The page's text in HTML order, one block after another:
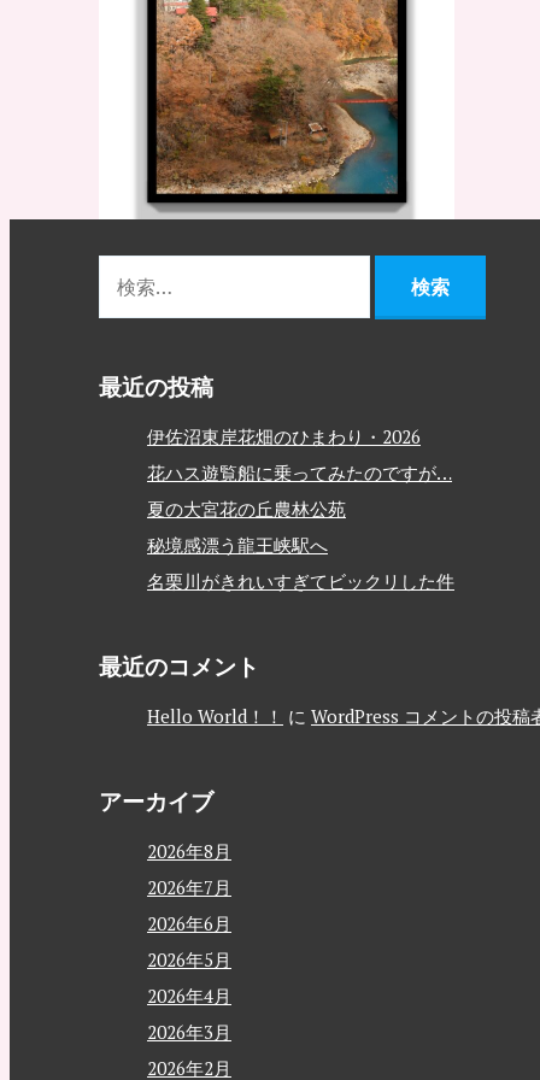
最近の投稿
伊佐沼東岸花畑のひまわり・2026
花ハス遊覧船に乗ってみたのですが…
夏の大宮花の丘農林公苑
秘境感漂う龍王峡駅へ
名栗川がきれいすぎてビックリした件
最近のコメント
Hello World！！ に WordPress コメントの投稿
アーカイブ
2026年8月
2026年7月
2026年6月
2026年5月
2026年4月
2026年3月
2026年2月